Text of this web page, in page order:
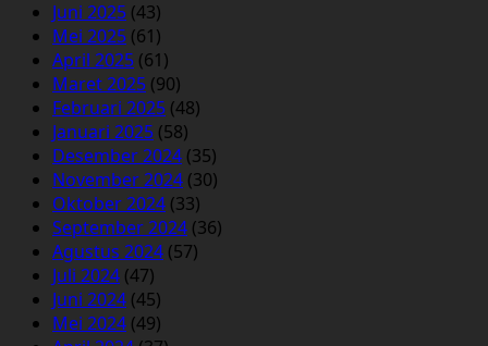
Juni 2025 (43)
Mei 2025 (61)
April 2025 (61)
Maret 2025 (90)
Februari 2025 (48)
Januari 2025 (58)
Desember 2024 (35)
November 2024 (30)
Oktober 2024 (33)
September 2024 (36)
Agustus 2024 (57)
Juli 2024 (47)
Juni 2024 (45)
Mei 2024 (49)